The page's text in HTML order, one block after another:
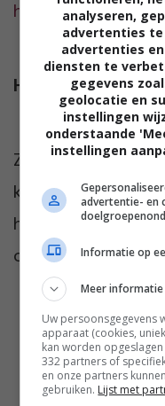
hummus.
Hoe eet jij je
Zelf ben ik
kan het overal bij
het liefst? Laat
comments onder
Lees ook:
analyseren,
advertenties
advertenties
diensten te
gegevens
geolocatie en
instellingen
onderstaande
instellingen
advertentie- en
Informatie op
Meer informatie
Uw persoonsgegevens
apparaat (cookies,
kan worden
332 partners of
en onze partners
gebruiken. Lijst met